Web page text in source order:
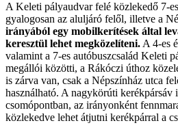
A Keleti pályaudvar felé közlekedő 7-
gyalogosan az aluljáró felől, illetve a
irányából egy mobilkerítések által
keresztül lehet megközelíteni. A 4-es
valamint a 7-es autóbuszcsalád Keleti
megállói közötti, a Rákóczi úthoz
is zárva van, csak a Népszínház utca
használható. A nagykörúti kerékpársáv
csomópontban, az irányonként
közlekedve lehet átjutni kerékpárral a